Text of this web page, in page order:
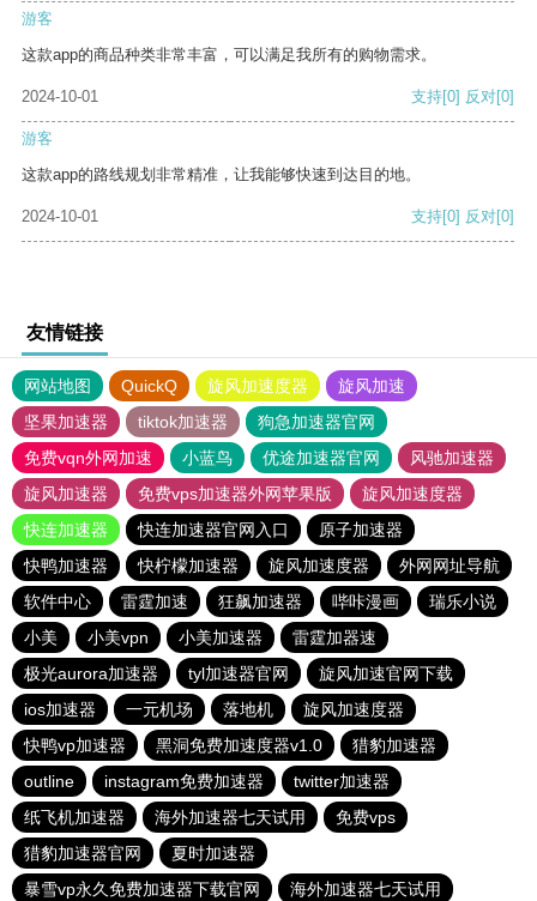
游客
这款app的商品种类非常丰富，可以满足我所有的购物需求。
2024-10-01 支持[0] 反对[0]
游客
这款app的路线规划非常精准，让我能够快速到达目的地。
2024-10-01 支持[0] 反对[0]
友情链接
网站地图 QuickQ 旋风加速度器
旋风加速
坚果加速器
tiktok加速器
狗急加速器官网
免费vqn外网加速
小蓝鸟 优途加速器官网
风驰加速器
旋风加速器
免费vps加速器外网苹果版
旋风加速度器
快连加速器
快连加速器官网入口
原子加速器
快鸭加速器
快柠檬加速器 旋风加速度器
外网网址导航
软件中心
雷霆加速 狂飙加速器 哔咔漫画
瑞乐小说
小美
小美vpn 小美加速器
雷霆加器速
极光aurora加速器
tyl加速器官网
旋风加速官网下载
ios加速器
一元机场 落地机
旋风加速度器
快鸭vp加速器
黑洞免费加速度器v1.0
猎豹加速器
outline
instagram免费加速器
twitter加速器
纸飞机加速器
海外加速器七天试用
免费vps
猎豹加速器官网
夏时加速器
暴雪vp永久免费加速器下载官网
海外加速器七天试用